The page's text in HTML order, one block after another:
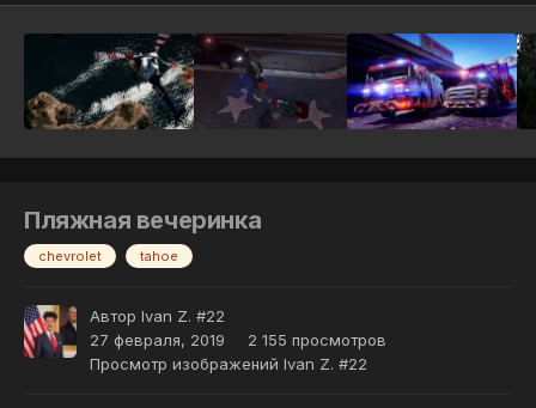
Пляжная вечеринка
chevrolet tahoe
Автор Ivan Z. #22
27 февраля, 2019
2 155 просмотров
Просмотр изображений Ivan Z. #22